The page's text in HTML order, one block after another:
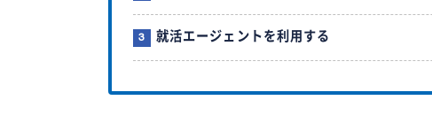
就活エージェントを利用する